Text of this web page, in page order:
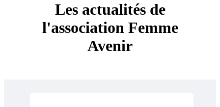
Les actualités de
l'association Femme
Avenir